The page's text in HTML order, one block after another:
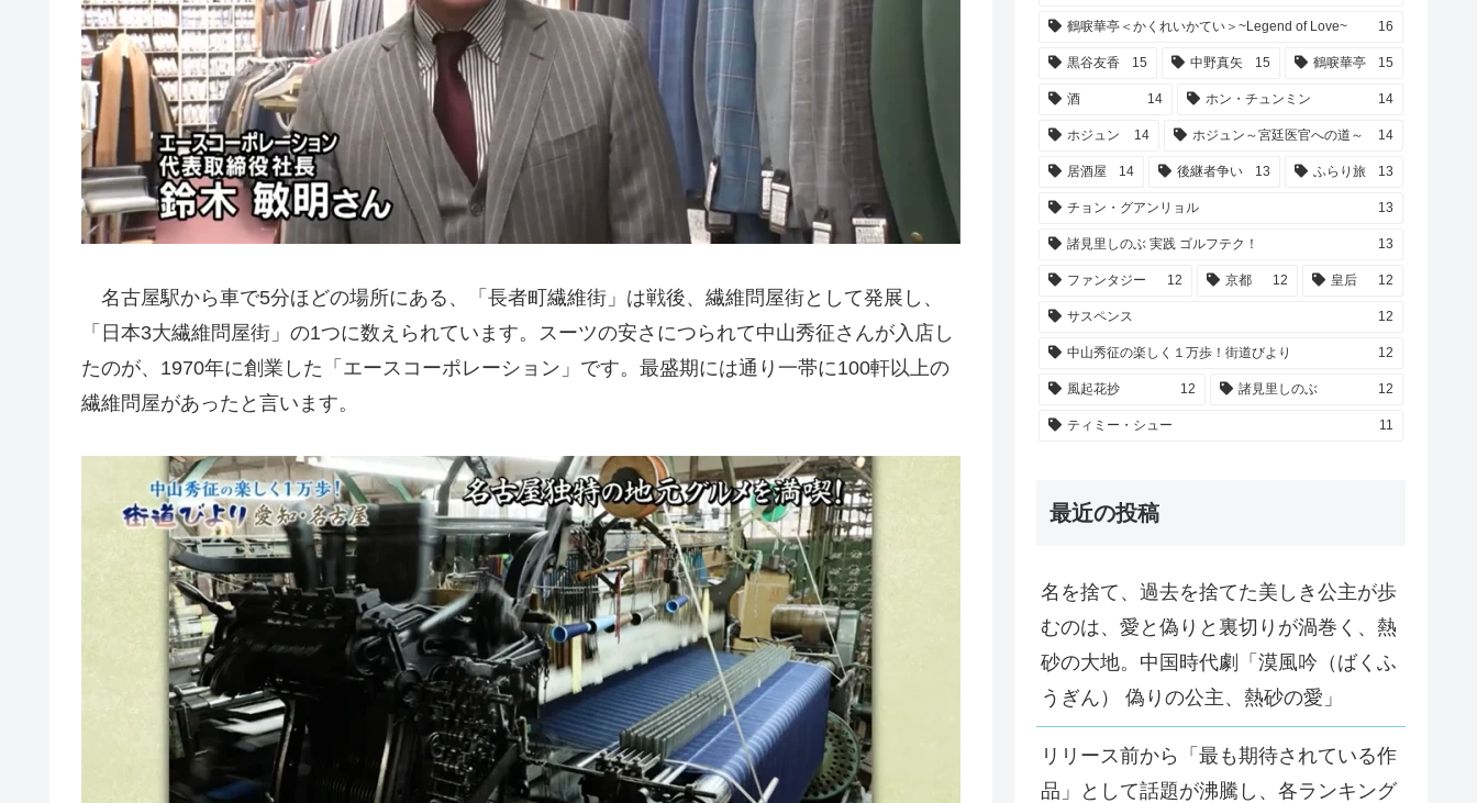
名古屋駅から車で5分ほどの場所にある、「長者町繊維街」は戦後、繊維問屋街として発展し、
「日本3大繊維問屋街」の1つに数えられています。スーツの安さにつられて中山秀征さんが入店し
たのが、1970年に創業した「エースコーポレーション」です。最盛期には通り一帯に100軒以上の
繊維問屋があったと言います。
鶴唳華亭＜かくれいかてい＞~Legend of Love~ 16
黒谷友香 15 中野真矢 15 鶴唳華亭 15
酒 14 ホン・チュンミン 14
ホジュン 14 ホジュン～宮廷医官への道～ 14
居酒屋 14 後継者争い 13 ふらり旅 13
チョン・グアンリョル 13
諸見里しのぶ 実践 ゴルフテク！ 13
ファンタジー 12 京都 12 皇后 12
サスペンス 12
中山秀征の楽しく１万歩！街道びより 12
風起花抄 12 諸見里しのぶ 12
ティミー・シュー 11
最近の投稿
名を捨て、過去を捨てた美しき公主が歩
むのは、愛と偽りと裏切りが渦巻く、熱
砂の大地。中国時代劇「漠風吟（ばくふ
うぎん） 偽りの公主、熱砂の愛」
リリース前から「最も期待されている作
品」として話題が沸騰し、各ランキング